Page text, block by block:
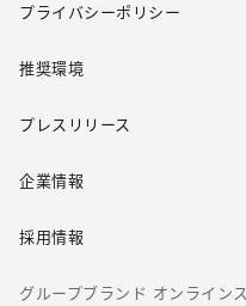
プライバシーポリシー
推奨環境
プレスリリース
企業情報
採用情報
グループブランド オンライン